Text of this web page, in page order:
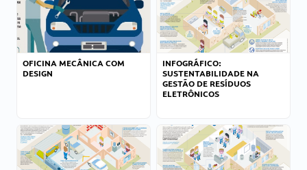
OFICINA MECÂNICA COM
DESIGN
INFOGRÁFICO:
SUSTENTABILIDADE NA
GESTÃO DE RESÍDUOS
ELETRÔNICOS